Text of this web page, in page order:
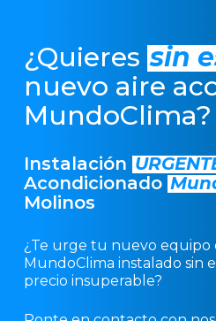
¿Quieres sin
nuevo aire
MundoClima?
Instalación
Acondicionado
Molinos
¿Te urge tu nuevo equipo
MundoClima instalado sin
precio insuperable?